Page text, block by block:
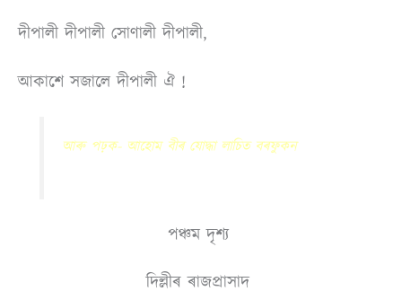
দীপালী দীপালী সােণালী দীপালী,
আকাশে সজালে দীপালী ঐ !
আৰু পঢ়ক- আহোম বীৰ যোদ্ধা লাচিত বৰফুকন
পঞ্চম দৃশ্য
দিল্লীৰ ৰাজপ্রাসাদ